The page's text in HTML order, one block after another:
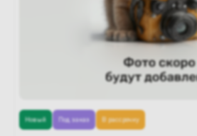
Новый Под заказ В рассрочку